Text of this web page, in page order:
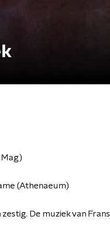
Mag)
(Athenaeum)
De muziek van Frans